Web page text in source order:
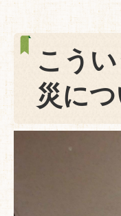
こう
災に